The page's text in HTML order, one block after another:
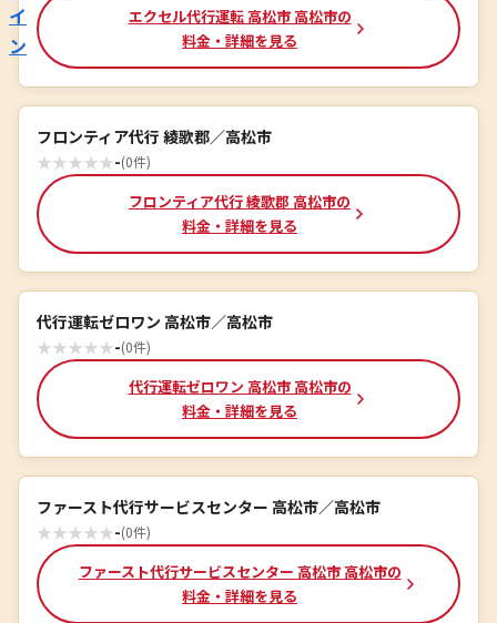
イ
ン
エクセル代行運転 高松市 高松市の
料金・詳細を見る
フロンティア代行 綾歌郡／高松市
★★★★★-(0件)
フロンティア代行 綾歌郡 高松市の
料金・詳細を見る
代行運転ゼロワン 高松市／高松市
★★★★★-(0件)
代行運転ゼロワン 高松市 高松市の
料金・詳細を見る
ファースト代行サービスセンター 高松市／高松市
★★★★★-(0件)
ファースト代行サービスセンター 高松市 高松市の
料金・詳細を見る